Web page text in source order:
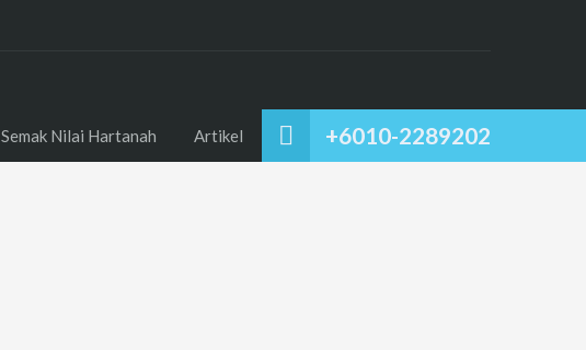
+6010-2289202
Semak Nilai Hartanah Artikel